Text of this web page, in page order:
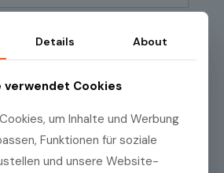
Details About
verwendet Cookies
um Inhalte und Werbung
Funktionen für soziale
und unsere Website-